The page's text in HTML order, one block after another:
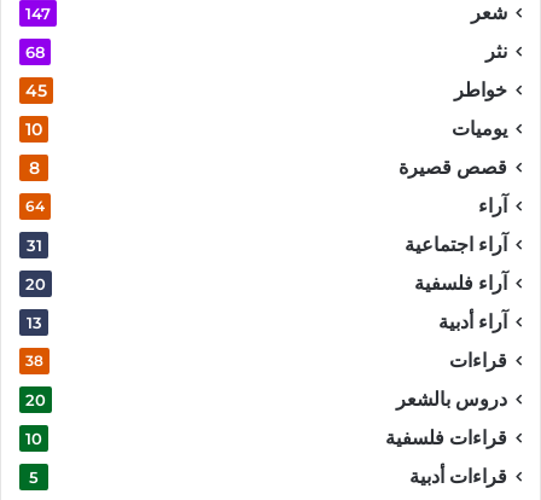
شعر 147
نثر 68
خواطر 45
يوميات 10
قصص قصيرة 8
آراء 64
آراء اجتماعية 31
آراء فلسفية 20
آراء أدبية 13
قراءات 38
دروس بالشعر 20
قراءات فلسفية 10
قراءات أدبية 5